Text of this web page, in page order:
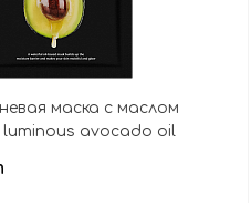
маска с маслом
luminous avocado oil